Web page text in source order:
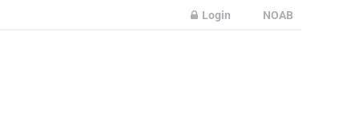
Login NOAB
Partners Nieuws Contact Zoeken